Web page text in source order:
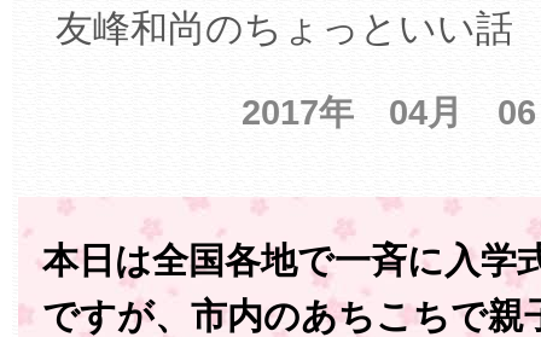
友峰和尚のちょっといい話
2017年 04月
本日は全国各地で一斉に入学
ですが、市内のあちこちで親